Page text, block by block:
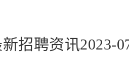
招聘资讯2023-